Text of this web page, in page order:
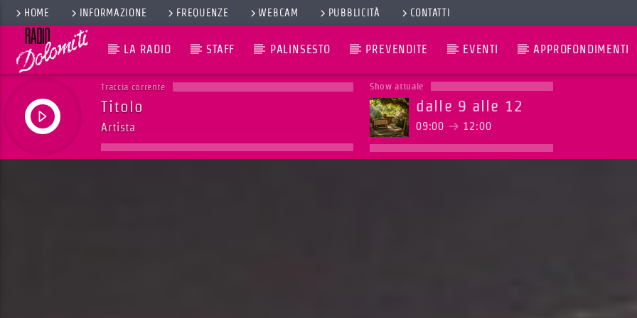
HOME INFORMAZIONE FREQUENZE WEBCAM PUBBLICITÀ CONTATTI
LA RADIO STAFF PALINSESTO PREVENDITE EVENTI APPROFONDIMENTI
Traccia corrente
Titolo
Artista
Show attuale
dalle 9 alle 12
09:00 12:00